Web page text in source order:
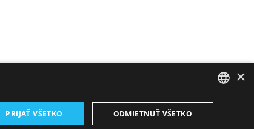
×
PRIJAŤ VŠETKO ODMIETNUŤ VŠETKO